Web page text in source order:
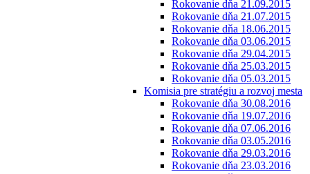
Rokovanie dňa 21.09.2015
Rokovanie dňa 21.07.2015
Rokovanie dňa 18.06.2015
Rokovanie dňa 03.06.2015
Rokovanie dňa 29.04.2015
Rokovanie dňa 25.03.2015
Rokovanie dňa 05.03.2015
Komisia pre stratégiu a rozvoj mesta
Rokovanie dňa 30.08.2016
Rokovanie dňa 19.07.2016
Rokovanie dňa 07.06.2016
Rokovanie dňa 03.05.2016
Rokovanie dňa 29.03.2016
Rokovanie dňa 23.03.2016